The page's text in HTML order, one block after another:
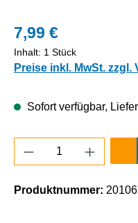
7,99 €
Inhalt: 1 Stück
Preise inkl. MwSt. zzgl.
Sofort verfügbar,
Produkt Anzahl:
Produktnummer: